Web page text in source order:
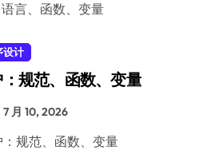
语言、函数、变量
设计
规范、函数、变量
7 月 10, 2026
：规范、函数、变量